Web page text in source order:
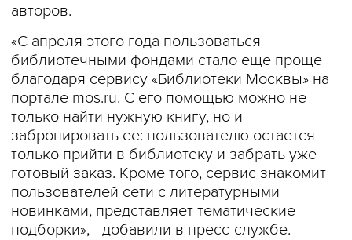
авторов.
«С апреля этого года пользоваться
библиотечными фондами стало еще проще
благодаря сервису «Библиотеки Москвы» на
портале mos.ru. С его помощью можно не
только найти нужную книгу, но и
забронировать ее: пользователю остается
только прийти в библиотеку и забрать уже
готовый заказ. Кроме того, сервис знакомит
пользователей сети с литературными
новинками, представляет тематические
подборки», - добавили в пресс-службе.